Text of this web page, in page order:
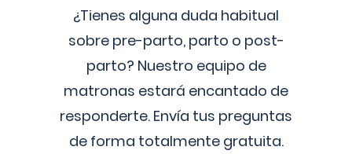
¿Tienes alguna duda habitual
sobre pre-parto, parto o post-
parto? Nuestro equipo de
matronas estará encantado de
responderte. Envía tus preguntas
de forma totalmente gratuita.